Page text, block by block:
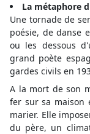
La métaphore
Une tornade de
poésie, de danse
ou les dessous
grand poète
gardes civils en
A la mort de son
fer sur sa maison
marier. Elle
du père, un